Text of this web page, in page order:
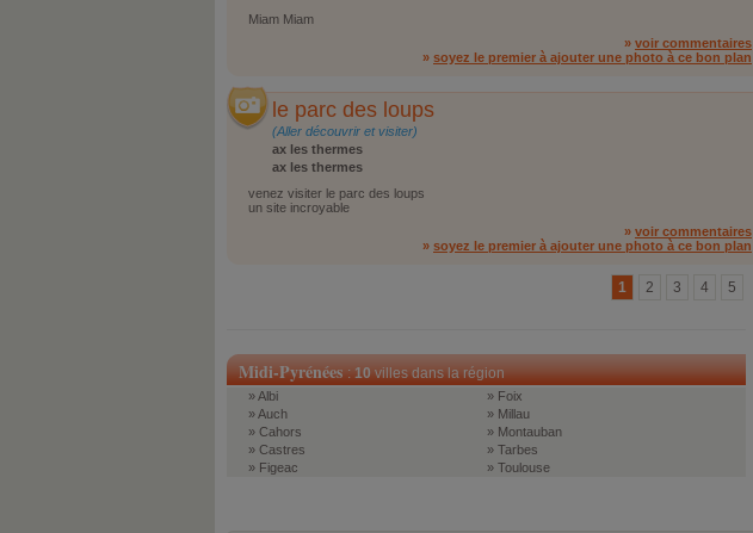
Miam Miam
» voir commentaires
» soyez le premier à ajouter une photo à ce bon plan
le parc des loups
(Aller découvrir et visiter)
ax les thermes
ax les thermes
venez visiter le parc des loups
un site incroyable
» voir commentaires
» soyez le premier à ajouter une photo à ce bon plan
5
4
3
2
1
Midi-Pyrénées:10villes dans la région
» Albi
» Auch
» Cahors
» Castres
» Figeac
» Foix
» Millau
» Montauban
» Tarbes
» Toulouse